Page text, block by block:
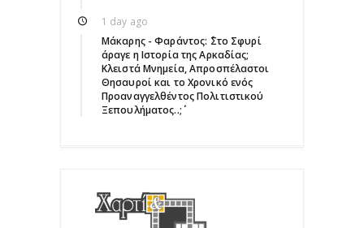
1 day ago
Μάκαρης - Φαράντος: ΄΄Στο Σφυρί
άραγε η Ιστορία της Αρκαδίας;
Κλειστά Μνημεία, Απροσπέλαστοι
Θησαυροί και το Χρονικό ενός
Προαναγγελθέντος Πολιτιστικού
Ξεπουλήματος..;΄΄